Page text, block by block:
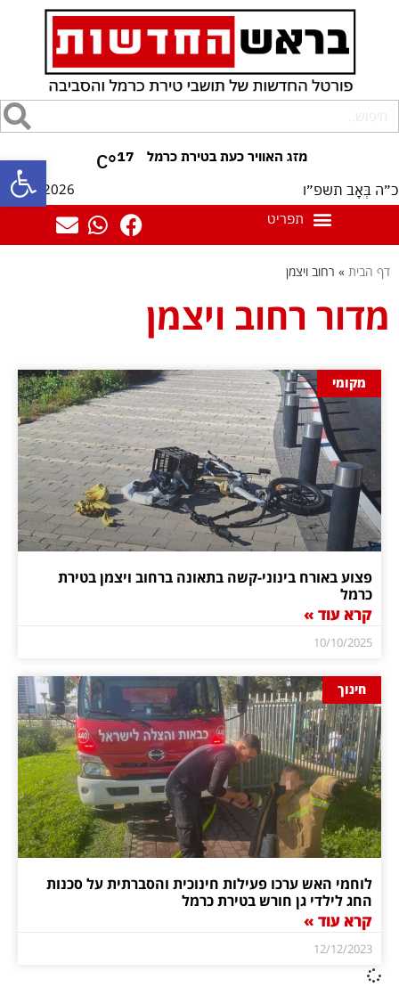
פתח 17
°C
כ״ה בְּאָב תשפ״ו 08/08/2026
דף הבית » רחוב ויצמן
מדור רחוב ויצמן
מקומי
פצוע באורח בינוני-קשה בתאונה ברחוב ויצמן בטירת
כרמל
קרא עוד »
10/10/2025
חינוך
לוחמי האש ערכו פעילות חינוכית והסברתית על סכנות
החג לילדי גן חורש בטירת כרמל
קרא עוד »
12/12/2023